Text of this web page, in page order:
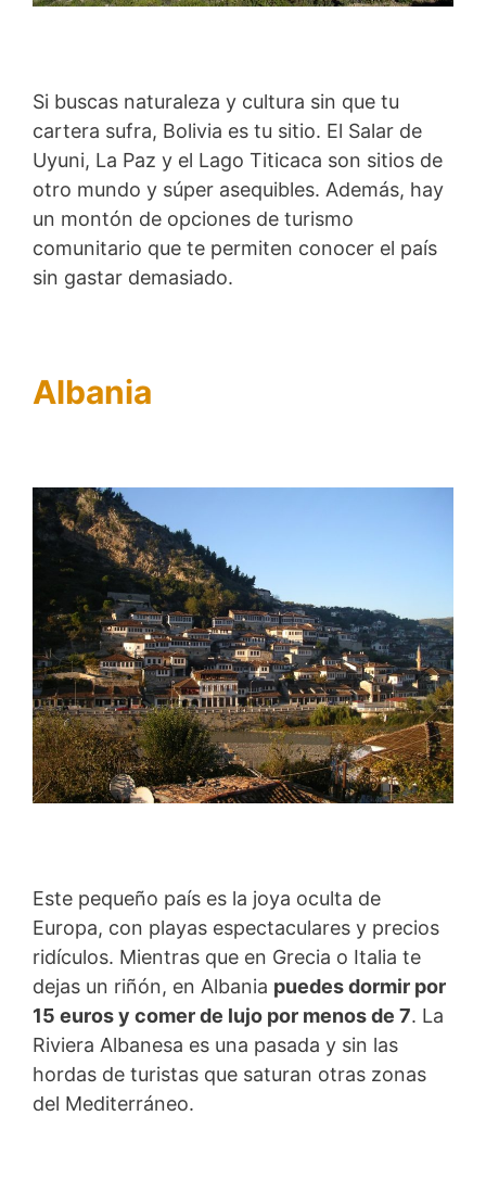
Si buscas naturaleza y cultura sin que tu
cartera sufra, Bolivia es tu sitio. El Salar de
Uyuni, La Paz y el Lago Titicaca son sitios de
otro mundo y súper asequibles. Además, hay
un montón de opciones de turismo
comunitario que te permiten conocer el país
sin gastar demasiado.
Albania
Este pequeño país es la joya oculta de
Europa, con playas espectaculares y precios
ridículos. Mientras que en Grecia o Italia te
dejas un riñón, en Albania puedes dormir por
15 euros y comer de lujo por menos de 7. La
Riviera Albanesa es una pasada y sin las
hordas de turistas que saturan otras zonas
del Mediterráneo.